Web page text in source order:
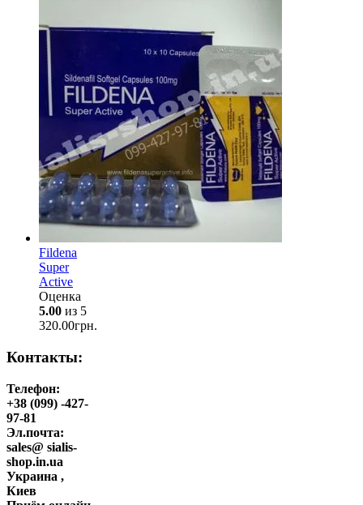
Fildena
Super
Active
Оценка
5.00 из 5
320.00грн.
Контакты:
Телефон:
+38 (099) -427-
97-81
Эл.почта:
sales@ sialis-
shop.in.ua
Украина ,
Киев